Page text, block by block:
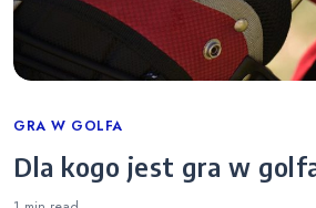
Categories
GRA W GOLFA
Dla kogo jest gra w